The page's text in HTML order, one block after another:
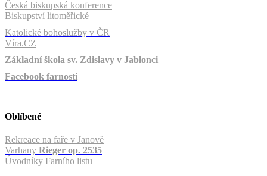
Česká biskupská konference
Biskupství litoměřické
Katolické bohoslužby v ČR
Víra.CZ
Základní škola sv. Zdislavy v Jablonci
Facebook farnosti
Oblíbené
Rekreace na faře v Janově
Varhany Rieger op. 2535
Úvodníky Farního listu